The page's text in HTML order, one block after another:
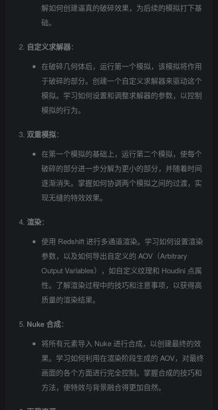
解如何创建逼真的破碎效果，为后续的模拟打下基
础。
自定义求解器：
在破碎几何体后，运行第一个模拟，该模拟将作用
于破碎的部分。创建一个自定义求解器来驱动这个
模拟。学习如何设置和调整求解器的参数，以控制
模拟的行为。
双重模拟：
在第一个模拟的基础上，运行第二个模拟，使每个
破碎的部分进一步分解为更小的部分，并随着时间
逐渐消失。掌握如何协调两个模拟之间的过渡，实
现无缝的特效效果。
渲染：
使用 Redshift 进行多通道渲染。学习如何设置渲染
参数，以及如何导出自定义的 AOV（Arbitrary
Output Variables），如自定义纹理和 Houdini 点属
性。了解渲染过程中的技巧和注意事项，以获得高
质量的渲染结果。
Nuke 合成：
将所有元素导入 Nuke 进行合成，以创建最终的效
果。学习如何利用在渲染阶段生成的 AOV，对最终
画面的各个方面进行完全控制。掌握合成的技巧和
方法，使特效与背景融合得更加自然。